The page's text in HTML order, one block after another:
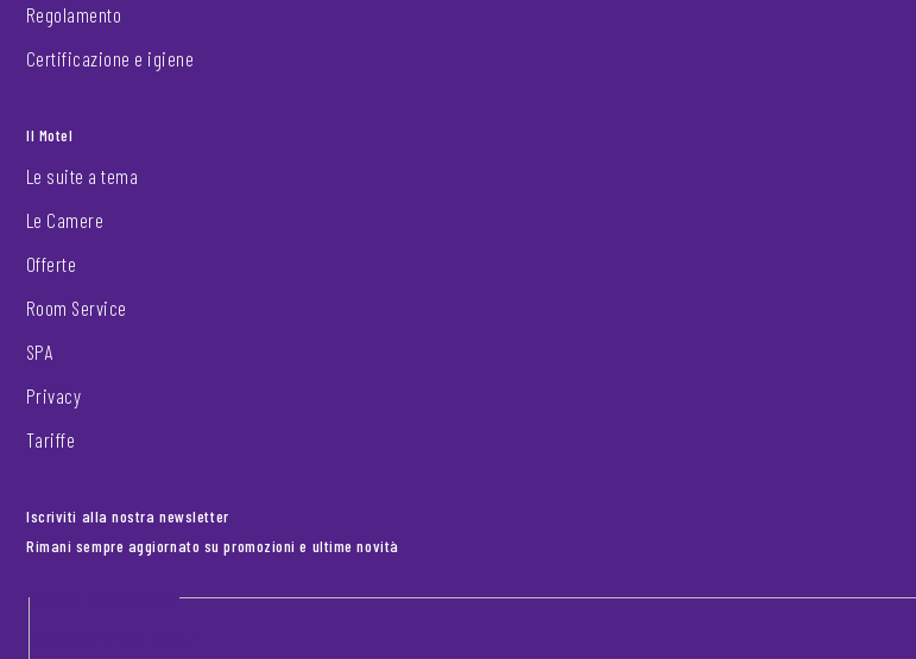
Regolamento
Certificazione e igiene
Il Motel
Le suite a tema
Le Camere
Offerte
Room Service
SPA
Privacy
Tariffe
Iscriviti alla nostra newsletter
Rimani sempre aggiornato su promozioni e ultime novità
Footer newsletter